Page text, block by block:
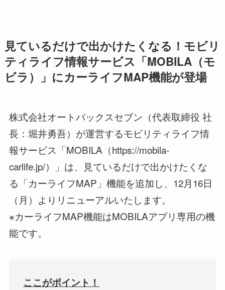
見ているだけで出かけたくなる！モビリ
ティライフ情報サービス「MOBILA（モ
ビラ）」にカーライフMAP機能が登場
株式会社オートバックスセブン（代表取締役 社
長：堀井勇吾）が運営するモビリティライフ情
報サービス「MOBILA（https://mobila-
carlife.jp/）」は、見ているだけで出かけたくな
る「カーライフMAP」機能を追加し、12月16日
（月）よりリニューアルいたします。
※カーライフMAP機能はMOBILAアプリ専用の機
能です。
ここがポイント！